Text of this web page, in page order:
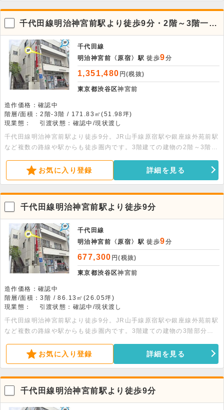
千代田線明治神宮前駅より徒歩9分・2階～3階一括
貸し
千代田線
明治神宮前〈原宿〉駅 徒歩9分
1,351,480 円(税抜)
東京都渋谷区神宮前
造作価格：確認中
階層/面積：2階-3階 / 171.83㎡(51.98坪)
現業態：
引渡状態：確認中/現状渡し
千代田線明治神宮前駅より徒歩9分。JR山手線原宿駅や銀座線外苑前駅
など複数の路線や駅からも徒歩圏内です。3階建ての建物の2階～3階部
ス店舗・事務所・軽飲食もご相談可能です。 面積：2階約25.93坪・3
階約26.05坪
お気に入り登録 詳細を見る
千代田線明治神宮前駅より徒歩9分
千代田線
明治神宮前〈原宿〉駅 徒歩9分
677,300 円(税抜)
東京都渋谷区神宮前
造作価格：確認中
階層/面積：3階 / 86.13㎡(26.05坪)
現業態：
引渡状態：確認中/現状渡し
千代田線明治神宮前駅より徒歩9分。JR山手線原宿駅や銀座線外苑前駅
など複数の路線や駅からも徒歩圏内です。3階建ての建物の3階部分、
舗・事務所・軽飲食もご相談可能です。
お気に入り登録 詳細を見る
千代田線明治神宮前駅より徒歩9分